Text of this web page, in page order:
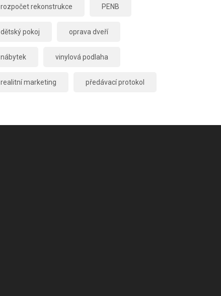
rozpočet rekonstrukce PENB
dětský pokoj oprava dveří
nábytek vinylová podlaha
realitní marketing předávací protokol